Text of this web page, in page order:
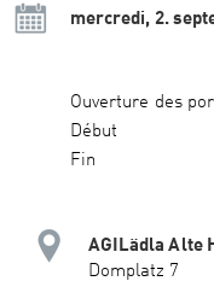
mercredi, 2.
Ouverture des
Début
Fin
AGILädla Alte
Domplatz 7